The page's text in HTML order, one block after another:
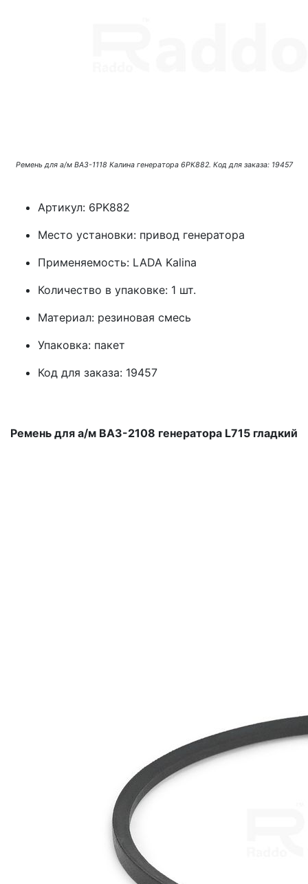
Ремень для а/м ВАЗ-1118 Калина генератора 6РК882. Код для заказа: 19457
Артикул: 6PK882
Место установки: привод генератора
Применяемость: LADA Kalina
Количество в упаковке: 1 шт.
Материал: резиновая смесь
Упаковка: пакет
Код для заказа: 19457
Ремень для а/м ВАЗ-2108 генератора L715 гладкий